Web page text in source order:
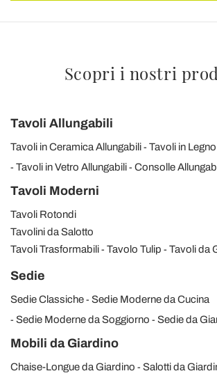
Scopri i nostri
Tavoli Allungabili
Tavoli in Ceramica Allungabili
Tavoli in
Tavoli in Vetro Allungabili
Consolle
Tavoli Moderni
Tavoli Rotondi
Tavolini da Salotto
Tavoli Trasformabili
Tavolo Tulip Tavoli da
Sedie
Sedie Classiche
Sedie Moderne da Cucina
Sedie Moderne da Soggiorno
Sedie da
Mobili da Giardino
Chaise-Longue da Giardino
Salotti da